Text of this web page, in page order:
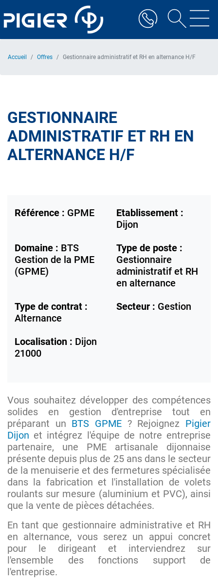
au
contenu
Accueil Offres Gestionnaire administratif et RH en alternance H/F
GESTIONNAIRE
ADMINISTRATIF ET RH EN
ALTERNANCE H/F
Référence : GPME
Etablissement :
Dijon
Domaine : BTS
Gestion de la PME
(GPME)
Type de poste :
Gestionnaire
administratif et RH
en alternance
Type de contrat :
Alternance
Secteur : Gestion
Localisation : Dijon
21000
Vous souhaitez développer des compétences
solides en gestion d'entreprise tout en
préparant un BTS GPME ? Rejoignez Pigier
Dijon et intégrez l'équipe de notre entreprise
partenaire, une PME artisanale dijonnaise
présente depuis plus de 25 ans dans le secteur
de la menuiserie et des fermetures spécialisée
dans la fabrication et l'installation de volets
roulants sur mesure (aluminium et PVC), ainsi
que la vente de pièces détachées.
En tant que gestionnaire administrative et RH
en alternance, vous serez un appui concret
pour le dirigeant et interviendrez sur
l'ensemble des fonctions support de
l'entreprise.